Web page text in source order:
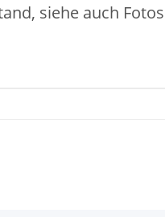
siehe auch